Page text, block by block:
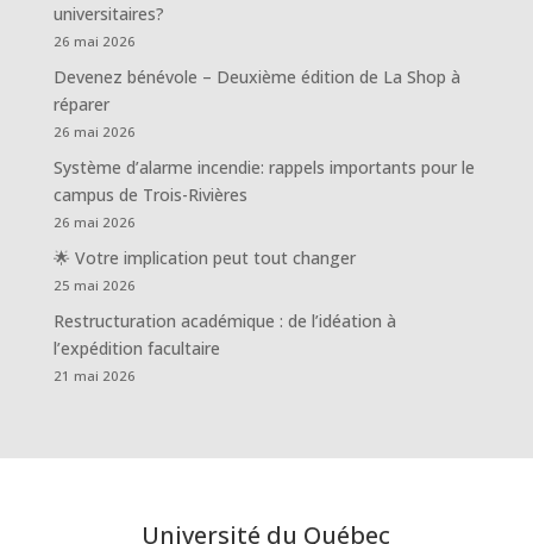
universitaires?
26 mai 2026
Devenez bénévole – Deuxième édition de La Shop à
réparer
26 mai 2026
Système d’alarme incendie: rappels importants pour le
campus de Trois-Rivières
26 mai 2026
🌟 Votre implication peut tout changer
25 mai 2026
Restructuration académique : de l’idéation à
l’expédition facultaire
21 mai 2026
Université du Québec